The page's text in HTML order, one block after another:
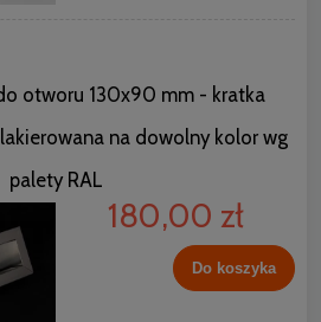
otworu 130x90 mm - kratka
na dowolny kolor wg
palety RAL
180,00 zł
Do koszyka